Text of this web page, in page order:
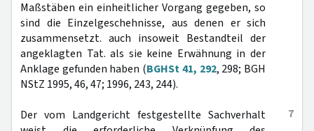
Maßstäben ein einheitlicher Vorgang gegeben, so
sind die Einzelgeschehnisse, aus denen er sich
zusammensetzt. auch insoweit Bestandteil der
angeklagten Tat. als sie keine Erwähnung in der
Anklage gefunden haben (BGHSt 41, 292, 298; BGH
NStZ 1995, 46, 47; 1996, 243, 244).
7
Der vom Landgericht festgestellte Sachverhalt